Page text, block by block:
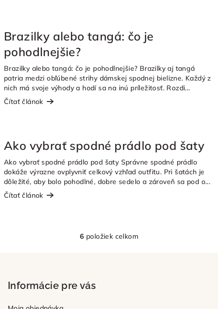
Brazilky alebo tangá: čo je
pohodlnejšie?
Brazilky alebo tangá: čo je pohodlnejšie? Brazilky aj tangá
patria medzi obľúbené strihy dámskej spodnej bielizne. Každý z
nich má svoje výhody a hodí sa na inú príležitosť. Rozdi...
Čítať článok
Ako vybrať spodné prádlo pod šaty
Ako vybrať spodné prádlo pod šaty Správne spodné prádlo
dokáže výrazne ovplyvniť celkový vzhľad outfitu. Pri šatách je
dôležité, aby bolo pohodlné, dobre sedelo a zároveň sa pod o...
Čítať článok
O
6 položiek celkom
Informácie pre vás